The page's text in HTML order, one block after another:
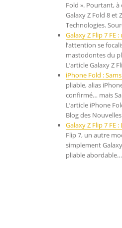
Fold ». Pourtant,
Galaxy Z Fold 8 et
Technologies.
Galaxy Z Flip 7 FE
l’attention se
mastodontes du
L’article Galaxy Z
iPhone Fold :
pliable, alias
confirmé… mais
L’article iPhone
Blog des
Galaxy Z Flip 7
Flip 7, un autre
simplement
pliable abordable…